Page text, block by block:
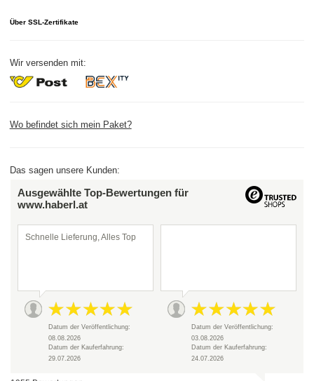
Über SSL-Zertifikate
Wir versenden mit:
Wo befindet sich mein Paket?
Das sagen unsere Kunden:
Ausgewählte Top-Bewertungen für
www.haberl.at
Schnelle Lieferung, Alles Top
Datum der Veröffentlichung:
08.08.2026
Datum der Kauferfahrung:
29.07.2026
Datum der Veröffentlichung:
03.08.2026
Datum der Kauferfahrung:
24.07.2026